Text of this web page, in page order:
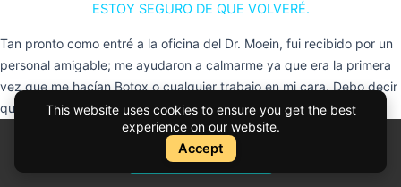
ESTOY SEGURO DE QUE VOLVERÉ.
Tan pronto como entré a la oficina del Dr. Moein, fui recibido por un
personal amigable; me ayudaron a calmarme ya que era la primera
vez que me hacían Botox o cualquier trabajo en mi cara. Debo decir
que el Dr. Moein hizo/respondió muchas preguntas que ambos
teníamos, y me sentí tan cómodo con él que incluso mencioné
futuros trabajos que me encantaría hacerme. Es muy conocedor y
atento, y suave, salí sintiéndome descansado. El Dr. Moein mencionó
Cotización Instantánea
Instant Quote
This website uses cookies to ensure you get the best
experience on our website.
Accept